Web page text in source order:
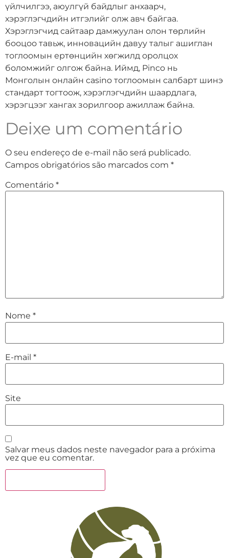
үйлчилгээ, аюулгүй байдлыг анхаарч,
хэрэглэгчдийн итгэлийг олж авч байгаа.
Хэрэглэгчид сайтаар дамжуулан олон төрлийн
бооцоо тавьж, инновацийн давуу талыг ашиглан
тоглоомын ертөнцийн хөгжилд оролцох
боломжийг олгож байна. Иймд, Pinco нь
Монголын онлайн casino тоглоомын салбарт шинэ
стандарт тогтоож, хэрэглэгчдийн шаардлага,
хэрэгцээг хангах зорилгоор ажиллаж байна.
Deixe um comentário
O seu endereço de e-mail não será publicado.
Campos obrigatórios são marcados com *
Comentário *
Nome *
E-mail *
Site
Salvar meus dados neste navegador para a próxima
vez que eu comentar.